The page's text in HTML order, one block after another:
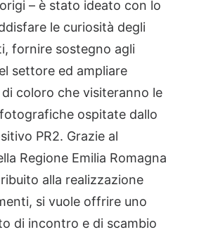
– è stato ideato con lo
le curiosità degli
fornire sostegno agli
settore ed ampliare
di coloro che visiteranno le
ospitate dallo
PR2. Grazie al
Regione Emilia Romagna
alla realizzazione
si vuole offrire uno
di incontro e di scambio